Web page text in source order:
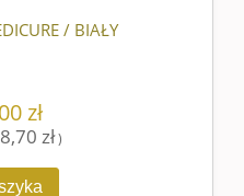
/ BIAŁY
zł
zł)